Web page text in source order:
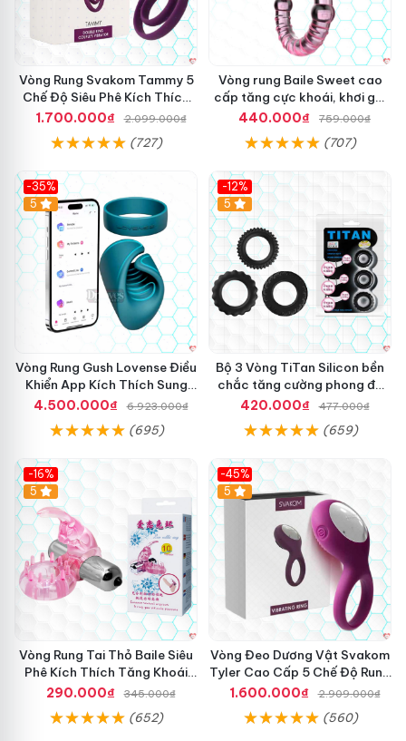
Vòng Rung Svakom Tammy 5
Chế Độ Siêu Phê Kích Thích
Tối Đa
1.700.000₫ 2.099.000₫
(727)
Vòng rung Baile Sweet cao
cấp tăng cực khoái, khơi gợi
đam mê
440.000₫ 759.000₫
(707)
-35%
Hot
5
Vòng Rung Gush Lovense Điều
Khiển App Kích Thích Sung
Sướng
4.500.000₫ 6.923.000₫
(695)
-12%
5
Bộ 3 Vòng TiTan Silicon bền
chắc tăng cường phong độ
nam
420.000₫ 477.000₫
(659)
-16%
Hot
5
Vòng Rung Tai Thỏ Baile Siêu
Phê Kích Thích Tăng Khoái
Cảm
290.000₫ 345.000₫
(652)
-45%
5
Vòng Đeo Dương Vật Svakom
Tyler Cao Cấp 5 Chế Độ Rung
Mạnh Mẽ Kích Thích Điểm G
1.600.000₫ 2.909.000₫
(560)